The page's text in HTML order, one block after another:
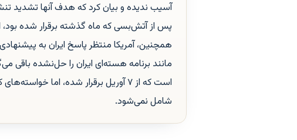
آسیب ندیده و بیان کرد که هدف آنها تشدید
پس از آتش‌بسی که ماه گذشته برقرار شده بود،
همچنین، آمریکا منتظر پاسخ ایران به
مانند برنامه هسته‌ای ایران را حل‌نشده باقی
است که از ۷ آوریل برقرار شده، اما
شامل نمی‌شود.